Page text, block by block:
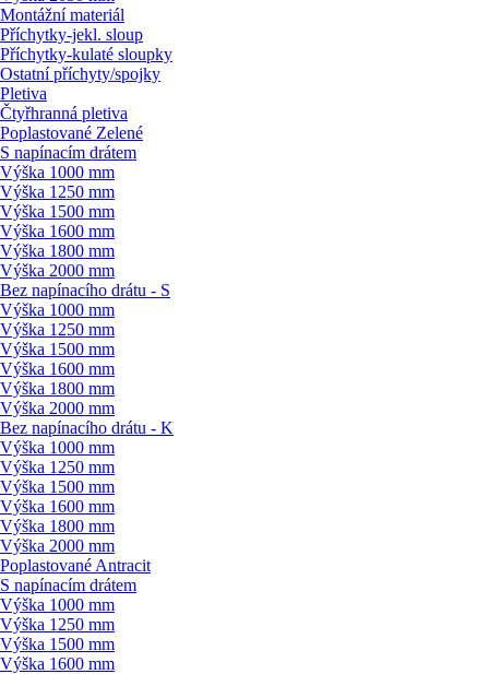
Montážní materiál
Příchytky-jekl. sloup
Příchytky-kulaté sloupky
Ostatní příchyty/spojky
Pletiva
Čtyřhranná pletiva
Poplastované Zelené
S napínacím drátem
Výška 1000 mm
Výška 1250 mm
Výška 1500 mm
Výška 1600 mm
Výška 1800 mm
Výška 2000 mm
Bez napínacího drátu - S
Výška 1000 mm
Výška 1250 mm
Výška 1500 mm
Výška 1600 mm
Výška 1800 mm
Výška 2000 mm
Bez napínacího drátu - K
Výška 1000 mm
Výška 1250 mm
Výška 1500 mm
Výška 1600 mm
Výška 1800 mm
Výška 2000 mm
Poplastované Antracit
S napínacím drátem
Výška 1000 mm
Výška 1250 mm
Výška 1500 mm
Výška 1600 mm